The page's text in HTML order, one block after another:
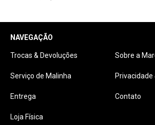
NAVEGAÇÃO
Trocas & Devoluções Sobre a
Serviço de Malinha Privacidade
Entrega Contato
Loja Física